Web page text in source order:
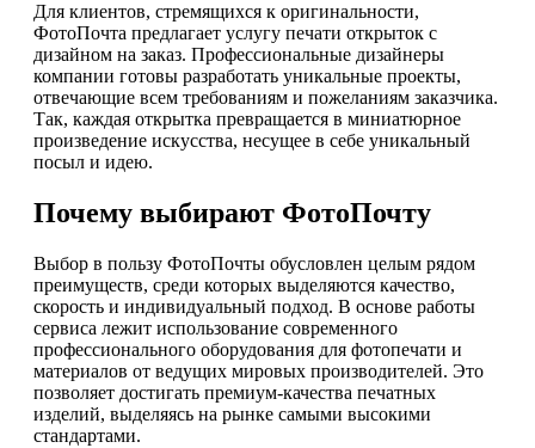
Для клиентов, стремящихся к оригинальности,
ФотоПочта предлагает услугу печати открыток с
дизайном на заказ. Профессиональные дизайнеры
компании готовы разработать уникальные проекты,
отвечающие всем требованиям и пожеланиям заказчика.
Так, каждая открытка превращается в миниатюрное
произведение искусства, несущее в себе уникальный
посыл и идею.
Почему выбирают ФотоПочту
Выбор в пользу ФотоПочты обусловлен целым рядом
преимуществ, среди которых выделяются качество,
скорость и индивидуальный подход. В основе работы
сервиса лежит использование современного
профессионального оборудования для фотопечати и
материалов от ведущих мировых производителей. Это
позволяет достигать премиум-качества печатных
изделий, выделяясь на рынке самыми высокими
стандартами.